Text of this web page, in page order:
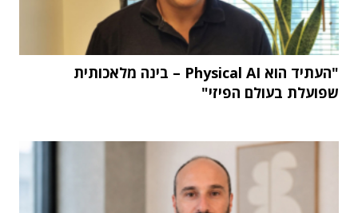
"העתיד הוא Physical AI – בינה מלאכותית
שפועלת בעולם הפיזי"